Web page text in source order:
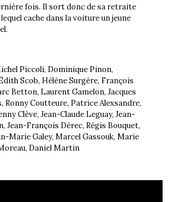
fois. Il sort donc de sa retraite
cache dans la voiture un jeune
Piccoli, Dominique Pinon,
Scob, Hélène Surgère, François
Betton, Laurent Gamelon, Jacques
Ronny Coutteure, Patrice Alexsandre,
Clève, Jean-Claude Leguay, Jean-
Jean-François Dérec, Régis Bouquet,
Marie Galey, Marcel Gassouk, Marie
Daniel Martin